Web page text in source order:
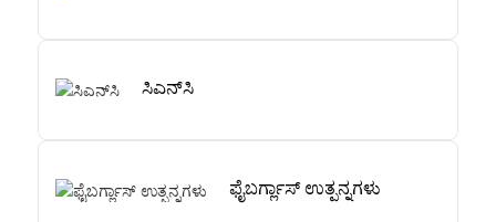
ಸಿಎನ್‌ಸಿ
ಫೈಬರ್ಗ್ಲಾಸ್ ಉತ್ಪನ್ನಗಳು